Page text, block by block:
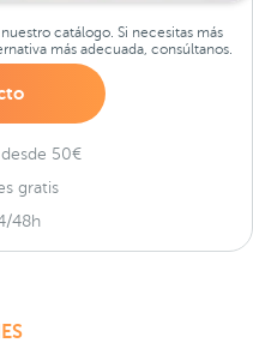
catálogo. Si necesitas más
más adecuada, consúltanos.
50€
gratis
48h